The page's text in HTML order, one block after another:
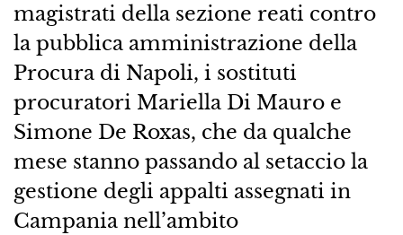
magistrati della sezione reati contro
la pubblica amministrazione della
Procura di Napoli, i sostituti
procuratori Mariella Di Mauro e
Simone De Roxas, che da qualche
mese stanno passando al setaccio la
gestione degli appalti assegnati in
Campania nell’ambito